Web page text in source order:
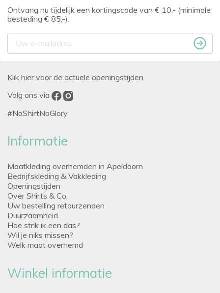
Ontvang nu tijdelijk een kortingscode van € 10,- (minimale
besteding € 85,-).
Klik hier voor de actuele openingstijden
Volg ons via
#NoShirtNoGlory
Informatie
Maatkleding overhemden in Apeldoorn
Bedrijfskleding & Vakkleding
Openingstijden
Over Shirts & Co
Uw bestelling retourzenden
Duurzaamheid
Hoe strik ik een das?
Wil je niks missen?
Welk maat overhemd
Winkel informatie